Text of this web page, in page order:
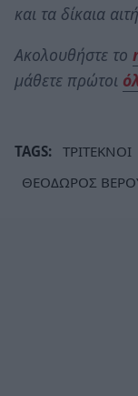
και τα δίκαια
Ακολουθήστε το
μάθετε πρώτοι
TAGS: ΤΡΙΤΕΚΝΟΙ
ΘΕΟΔΩΡΟΣ